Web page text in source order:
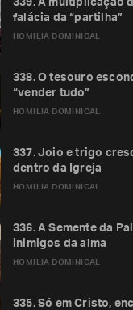
HOMILIA DOMINICAL
339. A multiplicação
falácia da “partilha”
HOMILIA DOMINICAL
338. O tesouro
“vender tudo”
HOMILIA DOMINICAL
337. Joio e trigo
dentro da Igreja
HOMILIA DOMINICAL
336. A Semente da
inimigos da alma
335. Só em Cristo,